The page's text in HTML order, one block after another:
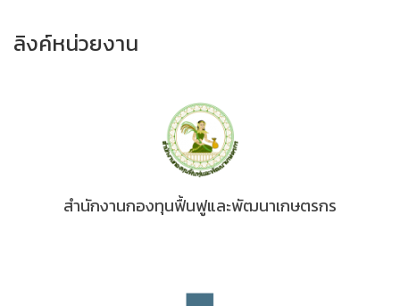
ลิงค์หน่วยงาน
สำนักงานกองทุนฟื้นฟูและพัฒนาเกษตรกร